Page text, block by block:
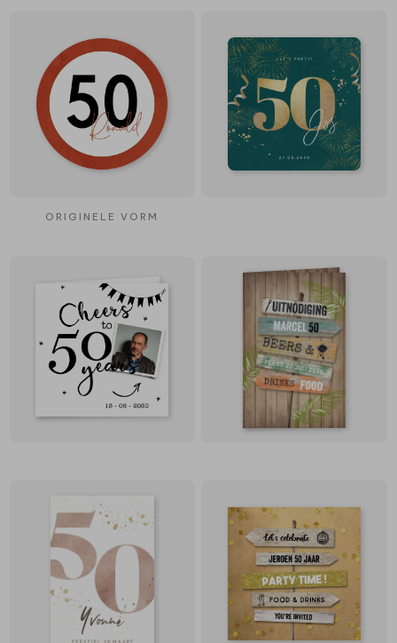
ORIGINELE VORM